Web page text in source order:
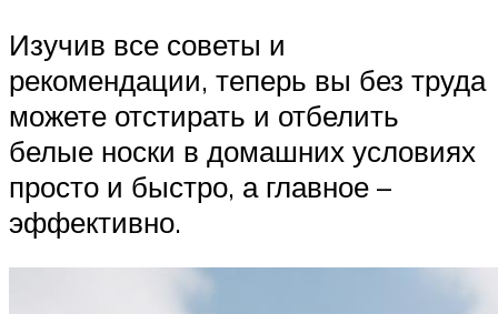
Изучив все советы и
рекомендации, теперь вы без труда
можете отстирать и отбелить
белые носки в домашних условиях
просто и быстро, а главное –
эффективно.